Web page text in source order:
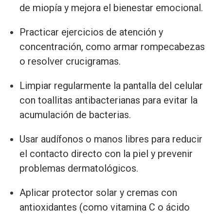
de miopía y mejora el bienestar emocional.
Practicar ejercicios de atención y
concentración, como armar rompecabezas
o resolver crucigramas.
Limpiar regularmente la pantalla del celular
con toallitas antibacterianas para evitar la
acumulación de bacterias.
Usar audífonos o manos libres para reducir
el contacto directo con la piel y prevenir
problemas dermatológicos.
Aplicar protector solar y cremas con
antioxidantes (como vitamina C o ácido